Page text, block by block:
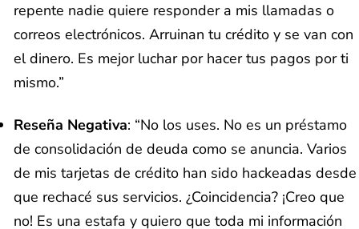
repente nadie quiere responder a mis llamadas o
correos electrónicos. Arruinan tu crédito y se van con
el dinero. Es mejor luchar por hacer tus pagos por ti
mismo.”
Reseña Negativa: “No los uses. No es un préstamo
de consolidación de deuda como se anuncia. Varios
de mis tarjetas de crédito han sido hackeadas desde
que rechacé sus servicios. ¿Coincidencia? ¡Creo que
no! Es una estafa y quiero que toda mi información